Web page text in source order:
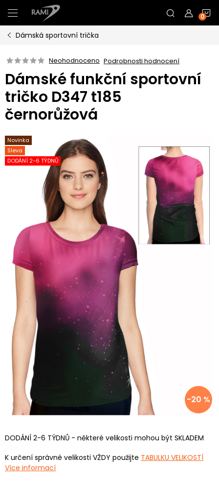
na
obsah
Dámská sportovní trička
Neohodnoceno Podrobnosti hodnocení
Dámské funkční sportovní
tričko D347 t185
černorůžová
Novinka
Sleva
DODÁNÍ 2-6 TÝDNŮ
-20 %
DODÁNÍ 2-6 TÝDNŮ - některé velikosti mohou být SKLADEM
K určení správné velikosti VŽDY použijte TABULKU VELIKOSTÍ
Více informací